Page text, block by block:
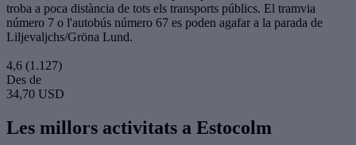
troba a poca distància de tots els transports públics. El tramvia
número 7 o l'autobús número 67 es poden agafar a la parada de
Liljevaljchs/Gröna Lund.
4,6 (1.127)
Des de
34,70 USD
Les millors activitats a Estocolm